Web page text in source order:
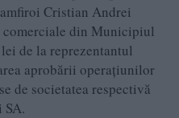
Cristian Andrei
din Municipiul
de la reprezentantul
aprobării operațiunilor
de societatea respectivă
SA.